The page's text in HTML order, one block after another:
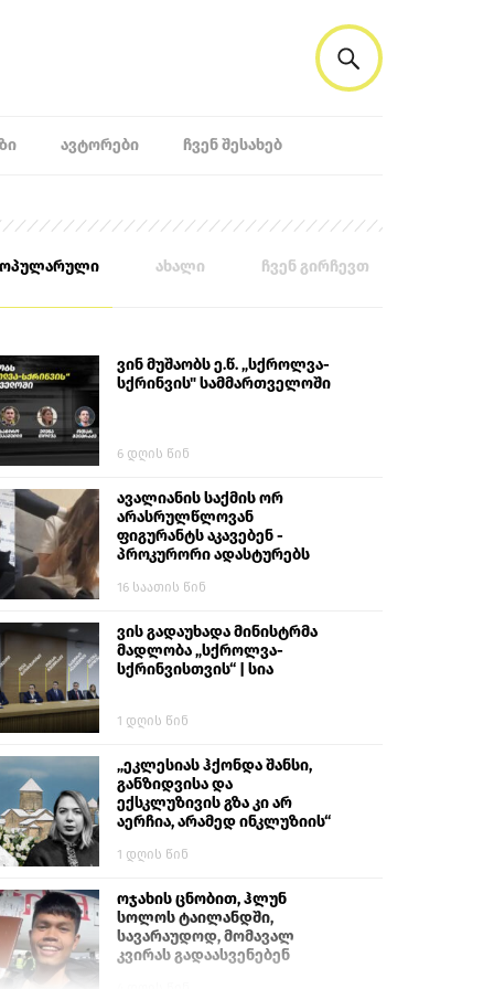
ᲐᲕᲢᲝᲠᲔᲑᲘ ᲩᲕᲔᲜ ᲨᲔᲡᲐᲮᲔᲑ
ახალი ჩვენ გირჩევთ
ვინ მუშაობს ე.წ. „სქროლვა-
სქრინვის" სამმართველოში
6 დღის წინ
ავალიანის საქმის ორ
არასრულწლოვან
ფიგურანტს აკავებენ -
პროკურორი ადასტურებს
16 საათის წინ
ვის გადაუხადა მინისტრმა
მადლობა „სქროლვა-
სქრინვისთვის“ | სია
1 დღის წინ
„ეკლესიას ჰქონდა შანსი,
განზიდვისა და
ექსკლუზივის გზა კი არ
აერჩია, არამედ ინკლუზიის“
1 დღის წინ
ოჯახის ცნობით, ჰლუნ
სოლოს ტაილანდში,
სავარაუდოდ, მომავალ
კვირას გადაასვენებენ